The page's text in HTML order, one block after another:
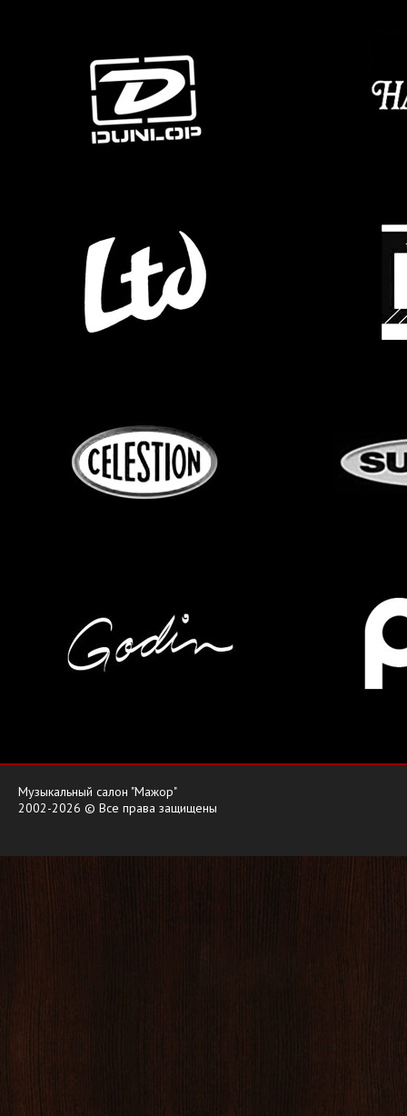
Музыкальный салон "Мажор"
2002-2026 © Все права защищены